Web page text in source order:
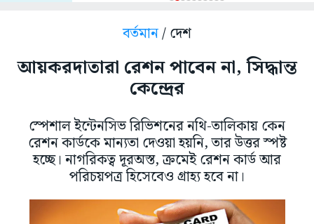
বর্তমান/ দেশ
আয়করদাতারা রেশন পাবেন না, সিদ্ধান্ত
কেন্দ্রের
স্পেশাল ইন্টেনসিভ রিভিশনের নথি-তালিকায় কেন
রেশন কার্ডকে মান্যতা দেওয়া হয়নি, তার উত্তর স্পষ্ট
হচ্ছে। নাগরিকত্ব দূরঅস্ত, ক্রমেই রেশন কার্ড আর
পরিচয়পত্র হিসেবেও গ্রাহ্য হবে না।